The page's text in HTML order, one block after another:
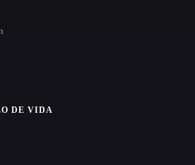
DE VIDA